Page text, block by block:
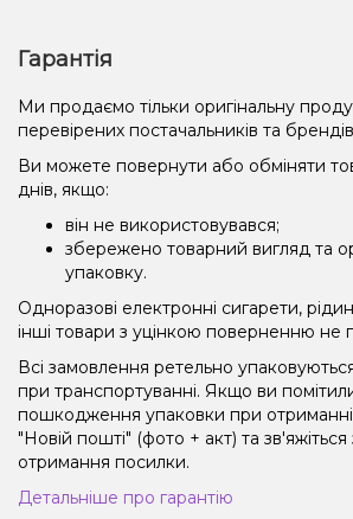
Гарантія
Ми продаємо тільки оригінальну
перевірених постачальників та
Ви можете повернути або обміняти
днів, якщо:
він не використовувався;
збережено товарний вигляд та
упаковку.
Одноразові електронні сигарети,
інші товари з уцінкою поверненню не
Всі замовлення ретельно
при транспортуванні. Якщо ви
пошкодження упаковки при
"Новій пошті" (фото + акт) та
отримання посилки.
Детальніше про гарантію